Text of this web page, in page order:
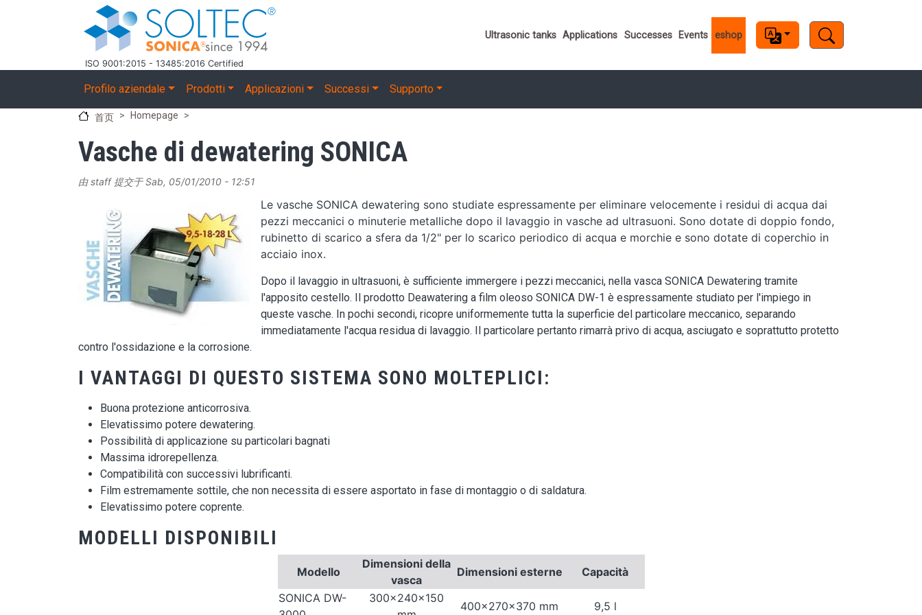
ISO 9001:2015 - 13485:2016 Certified
Important links
Ultrasonic tanks Applications Successes Events eshop
Main navigation
Profilo aziendale Prodotti Applicazioni Successi Supporto
首页 Homepage
Vasche di dewatering SONICA
由staff提交于Sab, 05/01/2010 - 12:51
Le vasche SONICA dewatering sono studiate espressamente per eliminare velocemente i residui di acqua dai
pezzi meccanici o minuterie metalliche dopo il lavaggio in vasche ad ultrasuoni. Sono dotate di doppio fondo,
rubinetto di scarico a sfera da 1/2" per lo scarico periodico di acqua e morchie e sono dotate di coperchio in
acciaio inox.
Dopo il lavaggio in ultrasuoni, è sufficiente immergere i pezzi meccanici, nella vasca SONICA Dewatering tramite
l'apposito cestello. Il prodotto Deawatering a film oleoso SONICA DW-1 è espressamente studiato per l'impiego in
queste vasche. In pochi secondi, ricopre uniformemente tutta la superficie del particolare meccanico, separando
immediatamente l'acqua residua di lavaggio. Il particolare pertanto rimarrà privo di acqua, asciugato e soprattutto protetto
contro l'ossidazione e la corrosione.
I VANTAGGI DI QUESTO SISTEMA SONO MOLTEPLICI:
Buona protezione anticorrosiva.
Elevatissimo potere dewatering.
Possibilità di applicazione su particolari bagnati
Massima idrorepellenza.
Compatibilità con successivi lubrificanti.
Film estremamente sottile, che non necessita di essere asportato in fase di montaggio o di saldatura.
Elevatissimo potere coprente.
MODELLI DISPONIBILI
Modello
Dimensioni della
vasca
Dimensioni esterne
Capacità
SONICA DW-
300x240x150
400x270x370 mm
9,5 l